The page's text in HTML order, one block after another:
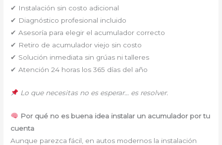
✔ Instalación sin costo adicional
✔ Diagnóstico profesional incluido
✔ Asesoría para elegir el acumulador correcto
✔ Retiro de acumulador viejo sin costo
✔ Solución inmediata sin grúas ni talleres
✔ Atención 24 horas los 365 días del año
Lo que necesitas no es esperar… es resolver.
Por qué no es buena idea instalar un acumulador por tu
cuenta
Aunque parezca fácil, en autos modernos la instalación